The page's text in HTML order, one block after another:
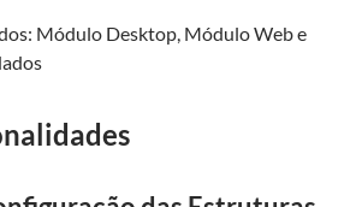
Módulo Desktop, Módulo Web e